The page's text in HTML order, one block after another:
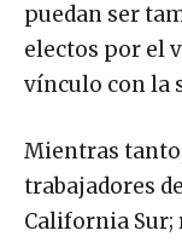
puedan ser
electos por el
vínculo con la
Mientras
trabajadores
California Sur;